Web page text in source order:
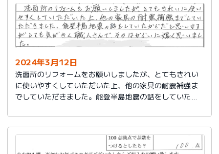
2024年3月12日
洗面所のリフォームをお願いしましたが、とてもきれい
に使いやすくしていただいた上、他の家具の耐震補強ま
でしていただきました。能登半島地震の話をしていたか
からいに嬉しく思いました。